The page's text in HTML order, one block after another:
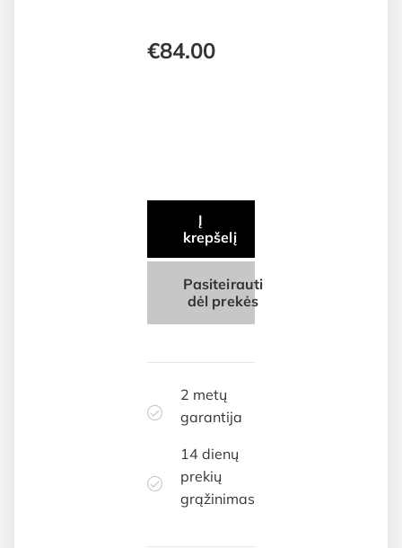
€84.00
Į
krepšelį
Pasiteirauti
dėl prekės
2 metų
garantija
14 dienų
prekių
grąžinimas